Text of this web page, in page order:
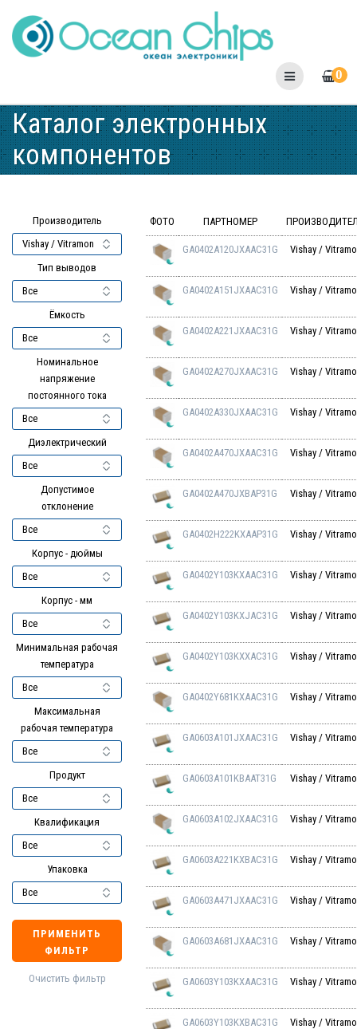
to
content
0
Каталог электронных
компонентов
Производитель
Тип выводов
Ёмкость
Номинальное
напряжение
постоянного тока
Диэлектрический
Допустимое
отклонение
Корпус - дюймы
Корпус - мм
Минимальная рабочая
температура
Максимальная
рабочая температура
Продукт
Квалификация
Упаковка
ПРИМЕНИТЬ
ФИЛЬТР
Очистить фильтр
ФОТО ПАРТНОМЕР
GA0402A120JXAAC31G Vishay /
GA0402A151JXAAC31G Vishay /
GA0402A221JXAAC31G Vishay /
GA0402A270JXAAC31G Vishay /
GA0402A330JXAAC31G Vishay /
GA0402A470JXAAC31G Vishay /
GA0402A470JXBAP31G Vishay /
GA0402H222KXAAP31G Vishay /
GA0402Y103KXAAC31G Vishay /
GA0402Y103KXJAC31G Vishay /
GA0402Y103KXXAC31G Vishay /
GA0402Y681KXAAC31G Vishay /
GA0603A101JXAAC31G Vishay /
GA0603A101KBAAT31G Vishay /
GA0603A102JXAAC31G Vishay /
GA0603A221KXBAC31G Vishay /
GA0603A471JXAAC31G Vishay /
GA0603A681JXAAC31G Vishay /
GA0603Y103KXAAC31G Vishay /
GA0603Y103KXBAC31G Vishay /